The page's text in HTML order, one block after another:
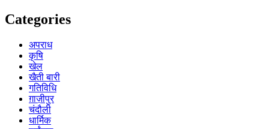
Categories
अपराध
कृषि
खेल
खैती बारी
गतिविधि
ग़ाज़ीपुर
चंदौली
धार्मिक